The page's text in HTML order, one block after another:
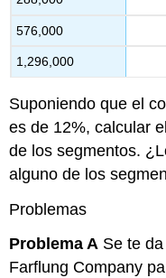
576,000
1,296,000
Suponiendo que el
es de 12%, calcular
de los segmentos.
alguno de los
Problemas
Problema A Se te
Farflung Company